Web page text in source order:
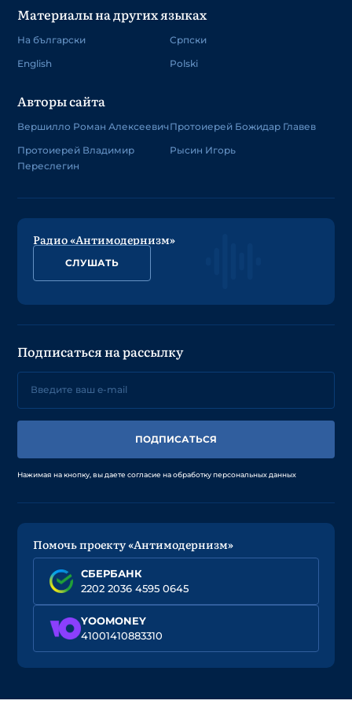
Материалы на других языках
На български
English
Српски
Polski
Авторы сайта
Вершилло Роман Алексеевич
Протоиерей Владимир
Переслегин
Протоиерей Божидар Главев
Рысин Игорь
Радио «Антимодернизм»
СЛУШАТЬ
Подписаться на рассылку
ПОДПИСАТЬСЯ
Нажимая на кнопку, вы даете согласие на обработку персональных данных
Помочь проекту «Антимодернизм»
СБЕРБАНК
2202 2036 4595 0645
YOOMONEY
41001410883310